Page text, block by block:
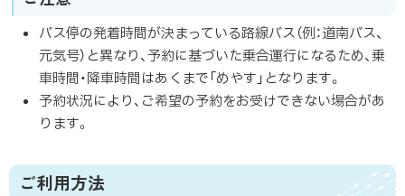
バス停の発着時間が決まっている路線バス（例：道南バス、
元気号）と異なり、予約に基づいた乗合運行になるため、乗
車時間・降車時間はあくまで「めやす」となります。
予約状況により、ご希望の予約をお受けできない場合があ
ります。
ご利用方法